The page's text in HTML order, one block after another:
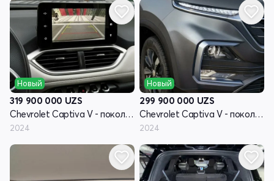
Новый
319 900 000 UZS
Chevrolet Captiva V - поколение
2024
Новый
299 900 000 UZS
Chevrolet Captiva V - поколение
2024